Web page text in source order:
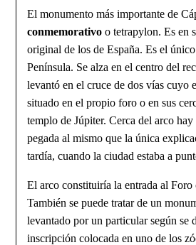
El monumento más importante de
conmemorativo o tetrapylon. Es en
original de los de España. Es el
Península. Se alza en el centro del
levantó en el cruce de dos vías cuyo
situado en el propio foro o en sus
templo de Júpiter. Cerca del arco
pegada al mismo que la única
tardía, cuando la ciudad estaba a
El arco constituiría la entrada al Foro
También se puede tratar de un
levantado por un particular según se
inscripción colocada en uno de los